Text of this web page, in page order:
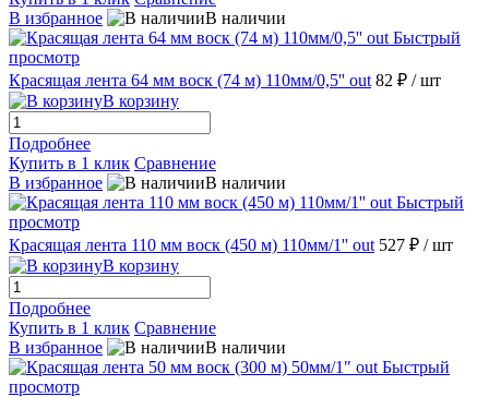
В избранное
В наличии
Быстрый
просмотр
Красящая лента 64 мм воск (74 м) 110мм/0,5'' out 82 ₽ / шт
В корзину
Подробнее
Купить в 1 клик Сравнение
В избранное
В наличии
Быстрый
просмотр
Красящая лента 110 мм воск (450 м) 110мм/1'' out 527 ₽ / шт
В корзину
Подробнее
Купить в 1 клик Сравнение
В избранное
В наличии
Быстрый
просмотр